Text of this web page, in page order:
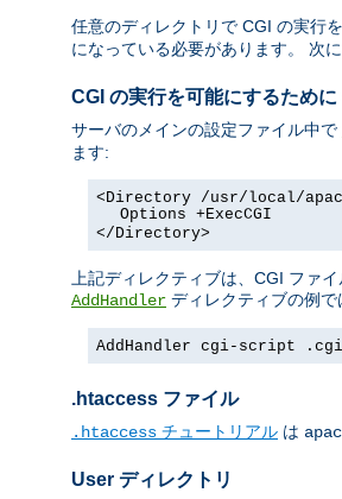
任意のディレクトリで CGI の実行
になっている必要があります。 次に
CGI の実行を可能にするため
サーバのメインの設定ファイル中で
ます:
<Directory /usr/local/
Options +ExecCGI
</Directory>
上記ディレクティブは、CGI ファ
AddHandler ディレクティブの例で
AddHandler cgi-script
.htaccess ファイル
.htaccess チュートリアル は
User ディレクトリ